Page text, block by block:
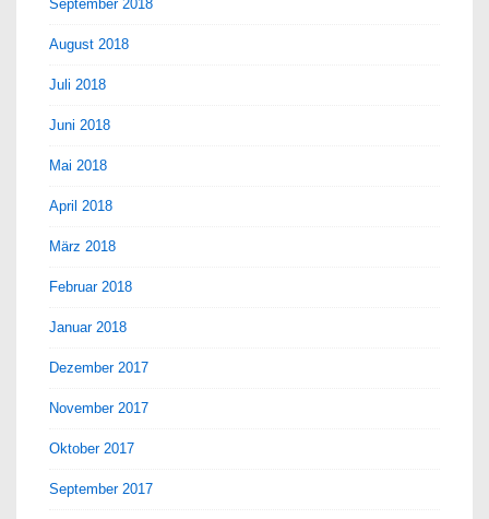
September 2018
August 2018
Juli 2018
Juni 2018
Mai 2018
April 2018
März 2018
Februar 2018
Januar 2018
Dezember 2017
November 2017
Oktober 2017
September 2017